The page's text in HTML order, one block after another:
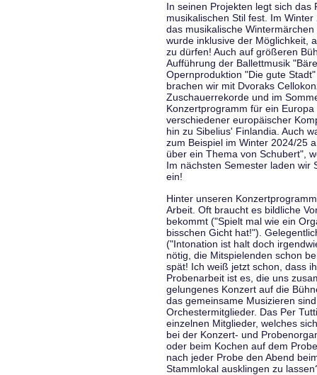
In seinen Projekten legt sich das
musikalischen Stil fest. Im
das musikalische
wurde inklusive der Möglichkeit,
zu dürfen! Auch auf größeren
Aufführung der Ballettmusik
Opernproduktion "Die gute
brachen wir mit Dvoraks
Zuschauerrekorde und im
Konzertprogramm für ein
verschiedener europäischer
hin zu Sibelius' Finlandia. Auch
zum Beispiel im Winter 2024/25
über ein Thema von Schubert",
Im nächsten Semester laden wir
ein!
Hinter unseren
Arbeit. Oft braucht es bildliche
bekommt ("Spielt mal wie ein
bisschen Gicht hat!").
("Intonation ist halt doch
nötig, die Mitspielenden schon
spät! Ich weiß jetzt schon, dass
Probenarbeit ist es, die uns
gelungenes Konzert auf die
das gemeinsame Musizieren
Orchestermitglieder. Das Per
einzelnen Mitglieder, welches
bei der Konzert- und
oder beim Kochen auf dem
nach jeder Probe den Abend
Stammlokal ausklingen zu